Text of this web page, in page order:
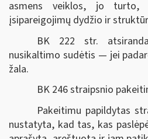
asmens veiklos, jo turto,
įsipareigojimų dydžio ir
BK 222 str.
nusikaltimo sudėtis — jei
žala.
BK 246 straipsnio
Pakeitimu papildytas
nustatyta, kad tas, kas